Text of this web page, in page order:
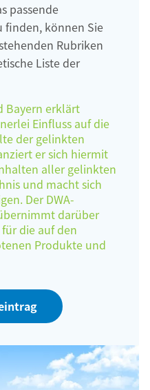
passende
finden, können Sie
Rubriken
Liste der
Bayern erklärt
Einfluss auf die
der gelinkten
er sich hiermit
aller gelinkten
und macht sich
Der DWA-
darüber
die auf den
Produkte und